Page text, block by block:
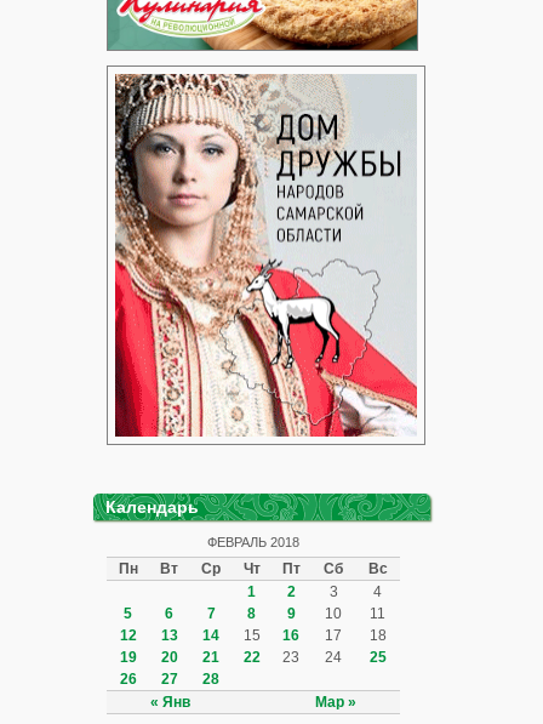
Календарь
ФЕВРАЛЬ 2018
Пн Вт Ср Чт Пт Сб Вс
« Янв Мар »
1 2 3
4
5
6 7 8 9 10
11
12
13 14 15 16 17
18
19
20 21 22 23 24
25
26
27 28